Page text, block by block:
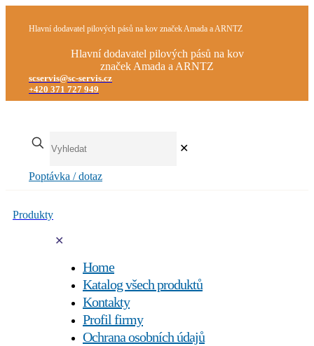
Hlavní dodavatel pilových pásů na kov značek Amada a ARNTZ
Hlavní dodavatel pilových pásů na kov
značek Amada a ARNTZ
scservis@sc-servis.cz
+420 371 727 949
✕
Poptávka / dotaz
Produkty
✕
Home
Katalog všech produktů
Kontakty
Profil firmy
Ochrana osobních údajů